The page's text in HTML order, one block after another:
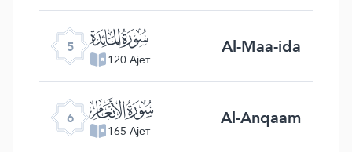
5 ﮑ
120 Ајет Al-Maa-ida
6 ﮒ
165 Ајет Al-Anqaam